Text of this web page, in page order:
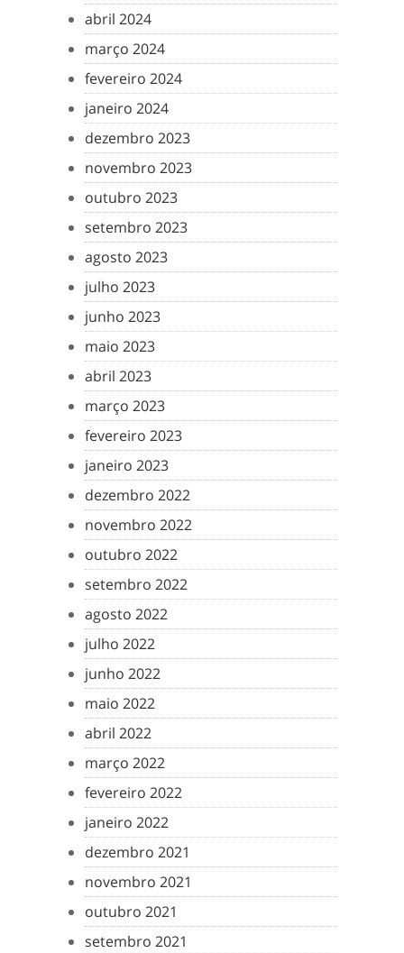
abril 2024
março 2024
fevereiro 2024
janeiro 2024
dezembro 2023
novembro 2023
outubro 2023
setembro 2023
agosto 2023
julho 2023
junho 2023
maio 2023
abril 2023
março 2023
fevereiro 2023
janeiro 2023
dezembro 2022
novembro 2022
outubro 2022
setembro 2022
agosto 2022
julho 2022
junho 2022
maio 2022
abril 2022
março 2022
fevereiro 2022
janeiro 2022
dezembro 2021
novembro 2021
outubro 2021
setembro 2021